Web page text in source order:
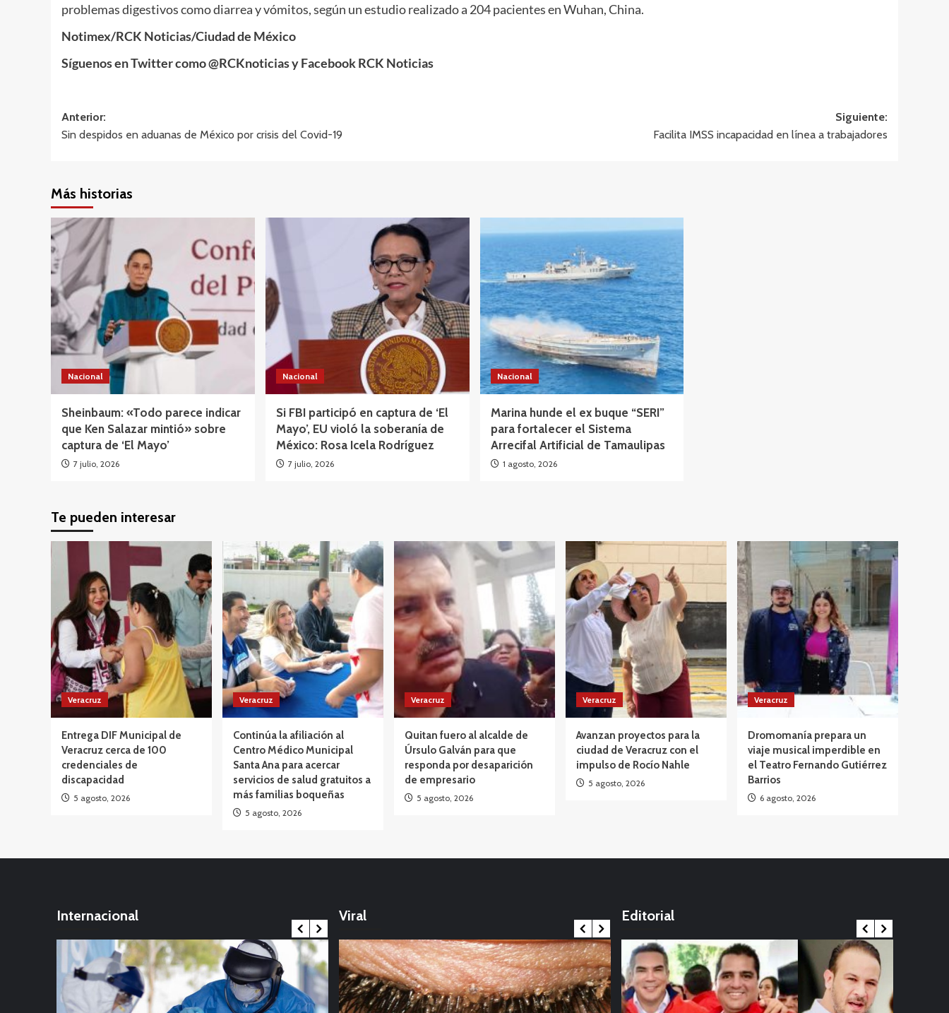
problemas digestivos como diarrea y vómitos, según un estudio realizado a 204 pacientes en Wuhan, China.
Notimex/RCK Noticias/Ciudad de México
Síguenos en Twitter como @RCKnoticias y Facebook RCK Noticias
Navegación
de
Anterior:
Sin despidos en aduanas de México por crisis del Covid-19
Siguiente:
Facilita IMSS incapacidad en línea a trabajadores
Más historias
Nacional
Sheinbaum: «Todo parece indicar
que Ken Salazar mintió» sobre
captura de ‘El Mayo’
7 julio, 2026
Nacional
Si FBI participó en captura de ‘El
Mayo’, EU violó la soberanía de
México: Rosa Icela Rodríguez
7 julio, 2026
Nacional
Marina hunde el ex buque “SERI”
para fortalecer el Sistema
Arrecifal Artificial de Tamaulipas
1 agosto, 2026
Te pueden interesar
Veracruz
Entrega DIF Municipal de
Veracruz cerca de 100
credenciales de
discapacidad
5 agosto, 2026
Veracruz
Continúa la afiliación al
Centro Médico Municipal
Santa Ana para acercar
servicios de salud gratuitos a
más familias boqueñas
5 agosto, 2026
Veracruz
Quitan fuero al alcalde de
Úrsulo Galván para que
responda por desaparición
de empresario
5 agosto, 2026
Veracruz
Avanzan proyectos para la
ciudad de Veracruz con el
impulso de Rocío Nahle
5 agosto, 2026
Veracruz
Dromomanía prepara un
viaje musical imperdible en
el Teatro Fernando Gutiérrez
Barrios
6 agosto, 2026
Internacional
Internacional
Internacional
China en
Viral Editorial
calendario político: Entre Tirios y Troyanos